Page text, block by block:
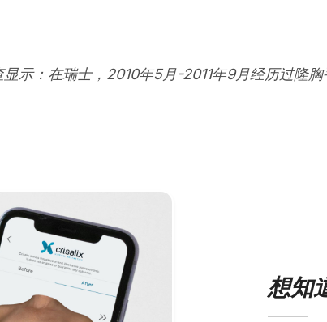
示：在瑞士，2010年5月-2011年9月经历过隆
想知